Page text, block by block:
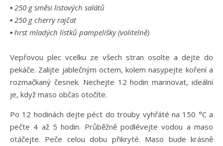
▪ 250 g směsi listových salátů
▪ 250 g cherry rajčat
▪ hrst mladých lístků pampelišky (volitelně)
Vepřovou plec vcelku ze všech stran osolte a dejte do
pekáče. Zalijte jablečným octem, kolem nasypejte koření a
rozmačkaný česnek. Nechejte 12 hodin marinovat, ideální
je, když maso občas otočíte.
Po 12 hodinách dejte péct do trouby vyhřáté na 150 °C a
pečte 4 až 5 hodin. Průběžně podlévejte vodou a maso
otáčejte. Peče celou dobu přikryté. Maso bude krásně